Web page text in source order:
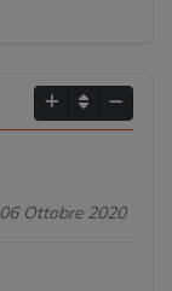
06 Ottobre 2020